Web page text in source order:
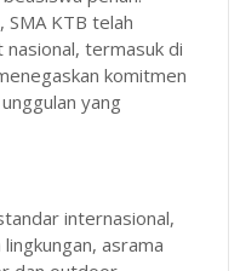
SMA KTB telah
termasuk di
komitmen
yang
internasional,
asrama